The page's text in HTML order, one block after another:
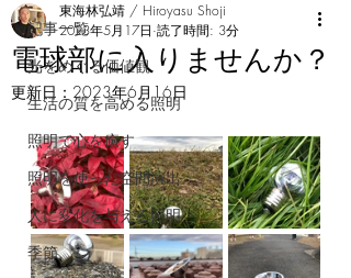
記事一覧
光をめぐる価値観
生活の質を高める照明
照明で心を癒す
照明を使った空間演出
人に変化を与える照明
季節
電球部に入りませんか？
東海林弘靖 / Hiroyasu Shoji
2023年5月17日 読了時間: 3分
更新日： 2023年6月16日